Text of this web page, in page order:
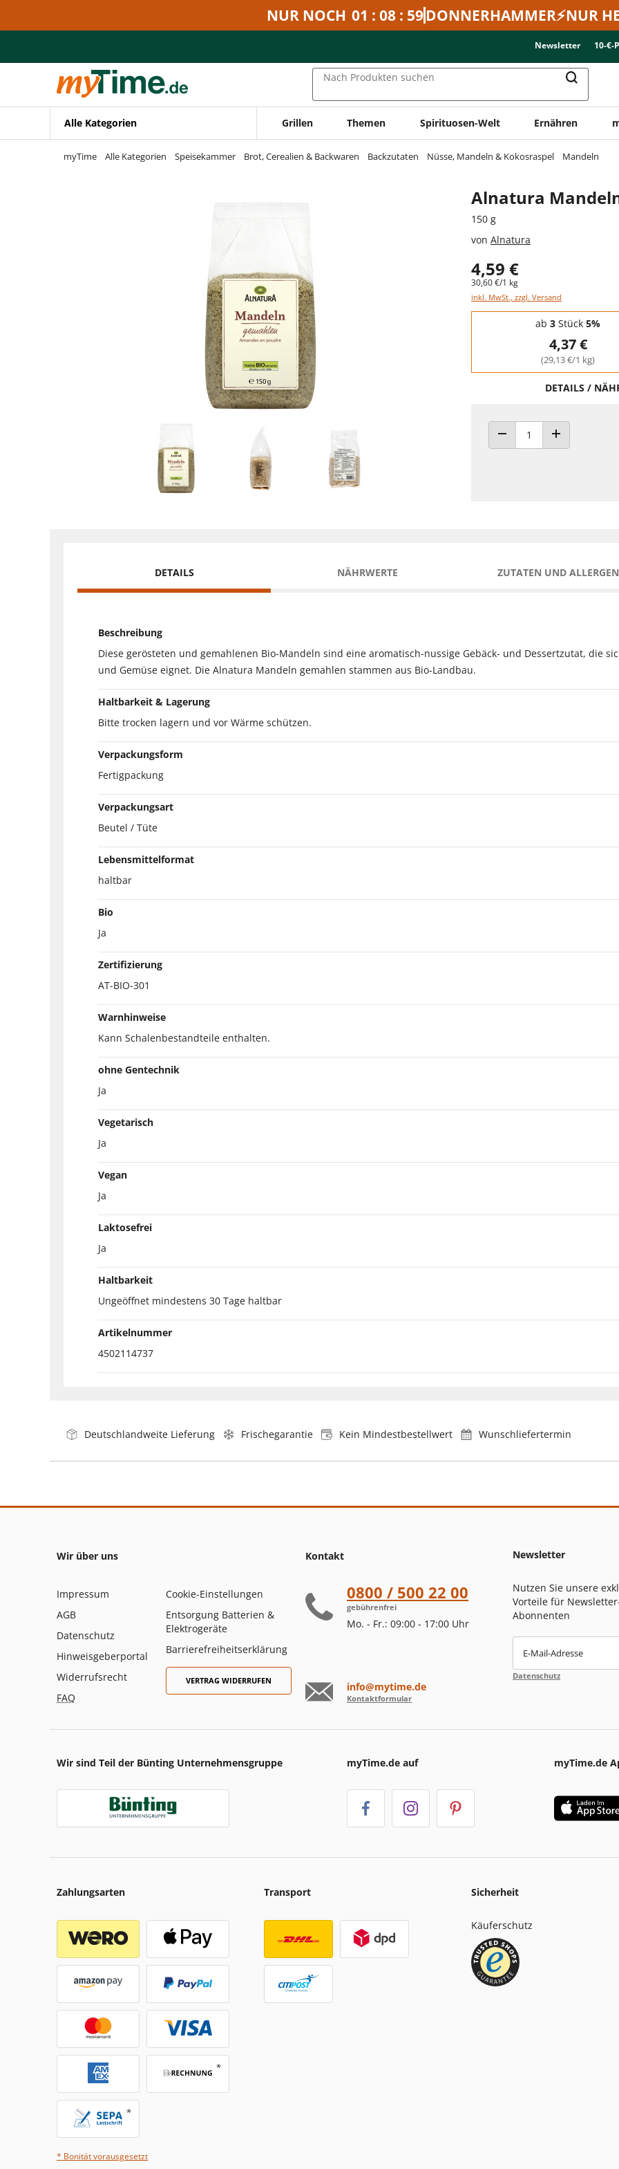
Zur Navigation springen
NUR NOCH 01 : 08 : 59DONNERHAMMER⚡NUR
Newsletter 10-€-
Nach Produkten suchen
Alle Kategorien Grillen Themen Spirituosen-Welt Ernähren
myTime Alle Kategorien Speisekammer Brot, Cerealien & Backwaren Backzutaten Nüsse, Mandeln & Kokosraspel Mandeln
Alnatura
150 g
von Alnatura
4,59 €
30,60 €/1 kg
inkl. MwSt., zzgl. Versand
Staffelpreise - Mengenrabatt
ab 3 Stück 5%
4,37 €
(29,13 €/1 kg)
DETAILS /
ANZAHL VERRINGERN
ANZAHL
DETAILS NÄHRWERTE ZUTATEN UND
Beschreibung
Diese gerösteten und gemahlenen Bio-Mandeln sind eine aromatisch-nussige Gebäck- und Dessertzutat, die
und Gemüse eignet. Die Alnatura Mandeln gemahlen stammen aus Bio-Landbau.
Haltbarkeit & Lagerung
Bitte trocken lagern und vor Wärme schützen.
Verpackungsform
Fertigpackung
Verpackungsart
Beutel / Tüte
Lebensmittelformat
haltbar
Bio
Ja
Zertifizierung
AT-BIO-301
Warnhinweise
Kann Schalenbestandteile enthalten.
ohne Gentechnik
Ja
Vegetarisch
Ja
Vegan
Ja
Laktosefrei
Ja
Haltbarkeit
Ungeöffnet mindestens 30 Tage haltbar
Artikelnummer
4502114737
Deutschlandweite Lieferung Frischegarantie Kein Mindestbestellwert Wunschliefertermin
Wir über uns
Impressum
AGB
Datenschutz
Hinweisgeberportal
Widerrufsrecht
FAQ
Cookie-Einstellungen
Entsorgung Batterien &
Elektrogeräte
Barrierefreiheitserklärung
VERTRAG WIDERRUFEN
Kontakt
0800 / 500 22 00
gebührenfrei
Mo. - Fr.: 09:00 - 17:00 Uhr
info@mytime.de
Kontaktformular
Newsletter
Nutzen Sie unsere
Vorteile für
Abonnenten
E-Mail-Adresse
Datenschutz
Wir sind Teil der Bünting Unternehmensgruppe myTime.de auf myTime.de
Zahlungsarten
* Bonität vorausgesetzt
Transport Sicherheit
Käuferschutz